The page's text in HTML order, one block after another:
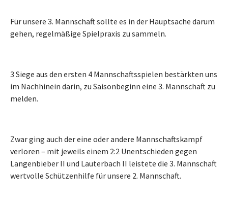
Für unsere 3. Mannschaft sollte es in der Hauptsache darum
gehen, regelmäßige Spielpraxis zu sammeln.
3 Siege aus den ersten 4 Mannschaftsspielen bestärkten uns
im Nachhinein darin, zu Saisonbeginn eine 3. Mannschaft zu
melden.
Zwar ging auch der eine oder andere Mannschaftskampf
verloren – mit jeweils einem 2:2 Unentschieden gegen
Langenbieber II und Lauterbach II leistete die 3. Mannschaft
wertvolle Schützenhilfe für unsere 2. Mannschaft.